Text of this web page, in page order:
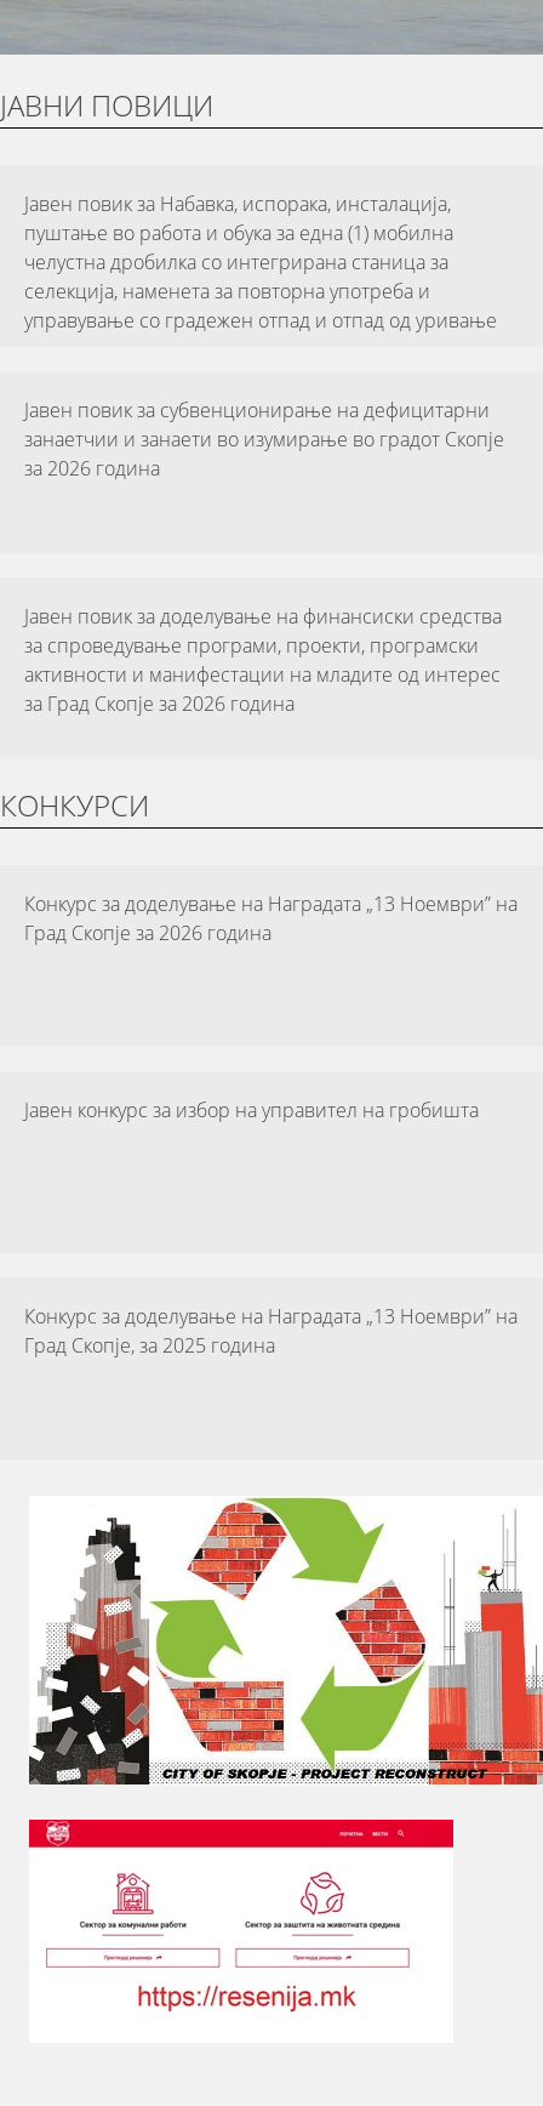
ЈАВНИ ПОВИЦИ
Јавен повик за Набавка, испорака, инсталација,
пуштање во работа и обука за една (1) мобилна
челустна дробилка со интегрирана станица за
селекција, наменета за повторна употреба и
управување со градежен отпад и отпад од уривање
Јавен повик за субвенционирање на дефицитарни
занаетчии и занаети во изумирање во градот Скопје
за 2026 година
Јавен повик за доделување на финансиски средства
за спроведување програми, проекти, програмски
активности и манифестации на младите од интерес
за Град Скопје за 2026 година
КОНКУРСИ
Конкурс за доделување на Наградата „13 Ноември” на
Град Скопје за 2026 година
Јавен конкурс за избор на управител на гробишта
Конкурс за доделување на Наградата „13 Ноември” на
Град Скопје, за 2025 година